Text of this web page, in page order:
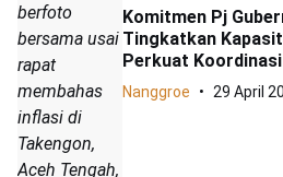
berfoto
bersama usai
rapat
membahas
inflasi di
Takengon,
Aceh Tengah,
Komitmen Pj
Tingkatkan
Perkuat Koordinasi
Nanggroe 29 April